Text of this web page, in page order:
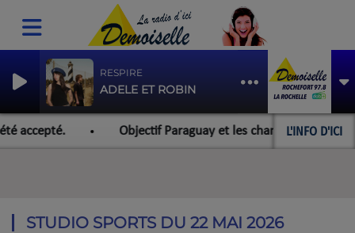
RESPIRE
ADELE ET ROBIN
L'INFO D'ICI
accepté. Objectif Paraguay et les championnats du
STUDIO SPORTS DU 22 MAI 2026